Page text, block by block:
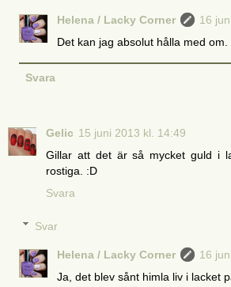
Helena / Lacky Corner
16
Det kan jag absolut hålla med om.
Svara
Gelic 15 juni 2013 kl. 14:49
Gillar att det är så mycket guld i
rostiga. :D
Svara
Svar
Helena / Lacky Corner
16
Ja, det blev sånt himla liv i lacket